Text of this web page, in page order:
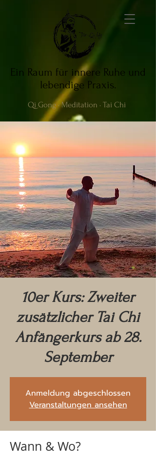
Ein Raum für innere Ruhe und
lebendige Praxis.
Qi Gong · Meditation · Tai Chi
10er Kurs: Zweiter
zusätzlicher Tai Chi
Anfängerkurs ab 28.
September
Anmeldung abgeschlossen
Veranstaltungen ansehen
Wann & Wo?